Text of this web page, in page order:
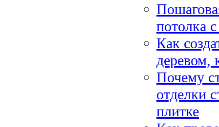
потолка
Как
деревом,
Почему
отделки
плитке